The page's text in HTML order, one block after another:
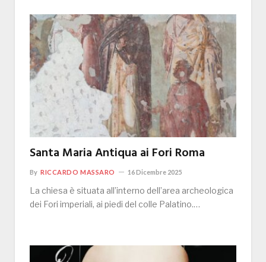
Santa Maria Antiqua ai Fori Roma
By RICCARDO MASSARO 16 Dicembre 2025
La chiesa è situata all’interno dell’area archeologica
dei Fori imperiali, ai piedi del colle Palatino.…